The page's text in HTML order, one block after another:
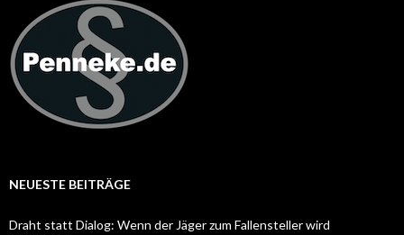
NEUESTE BEITRÄGE
Draht statt Dialog: Wenn der Jäger zum Fallensteller wird